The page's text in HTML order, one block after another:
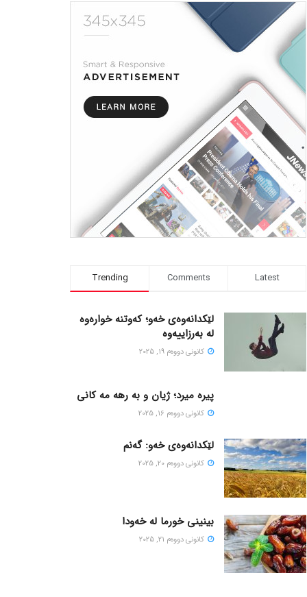
Trending Comments Latest
لێکدانەوەی خەو؛ کەوتنە خوارەوە
لە بەرزاییەوە
كانونی دووه‌م 19, 2025
پیره میرد؛ ژیان و به رهه مه کانی
كانونی دووه‌م 16, 2025
لێکدانەوەی خەو: گەنم
كانونی دووه‌م 20, 2025
بینینی خورما لە خەودا
كانونی دووه‌م 21, 2025